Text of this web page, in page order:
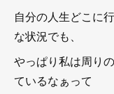
自分の人生どこに
な状況でも、
やっぱり私は周り
ているなぁって